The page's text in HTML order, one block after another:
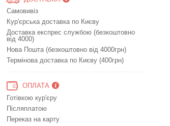
Самовивіз
Кур'єрська доставка по Києву
Доставка експрес службою (безкоштовно
від 4000)
Нова Пошта (безкоштовно від 4000грн)
Термінова доставка по Києву (400грн)
ОПЛАТА
Готівкою кур'єру
Післяплатою
Переказ на карту